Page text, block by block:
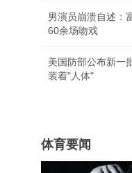
男演员崩溃自述：
60余场吻戏
美国防部公布新一
装着"人体"
体育要闻